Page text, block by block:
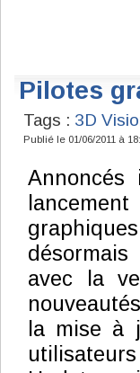
Pilotes
Tags : 3D
Publié le 01/06/2011 à
avec la
la mise à